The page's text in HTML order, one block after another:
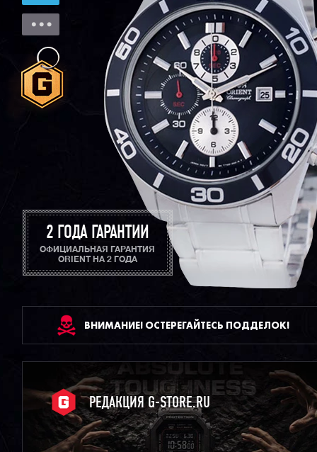
2 ГОДА ГАРАНТИИ
ОФИЦИАЛЬНАЯ ГАРАНТИЯ
ORIENT НА 2 ГОДА
ВНИМАНИЕ! ОСТЕРЕГАЙТЕСЬ ПОДДЕЛОК!
РЕДАКЦИЯ G-STORE.RU